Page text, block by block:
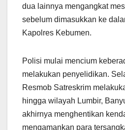
dua lainnya mengangkat
sebelum dimasukkan ke
Kapolres Kebumen.
Polisi mulai mencium
melakukan penyelidikan.
Resmob Satreskrim
hingga wilayah Lumbir,
akhirnya menghentikan
mengamankan para